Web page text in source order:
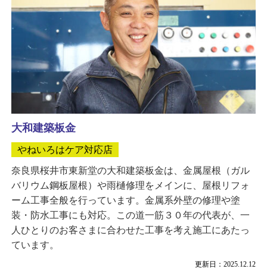
更新日：2025.12.12
大和建築板金
やねいろはケア対応店
奈良県桜井市東新堂の大和建築板金は、金属屋根（ガル
バリウム鋼板屋根）や雨樋修理をメインに、屋根リフォ
ーム工事全般を行っています。金属系外壁の修理や塗
装・防水工事にも対応。この道一筋３０年の代表が、一
人ひとりのお客さまに合わせた工事を考え施工にあたっ
ています。